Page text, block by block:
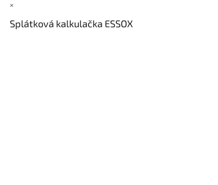
×
Splátková kalkulačka ESSOX